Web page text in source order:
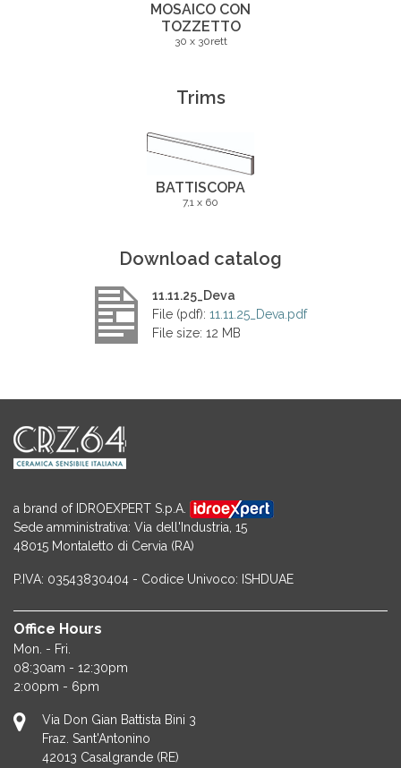
MOSAICO CON
TOZZETTO
30 x 30rett
Trims
BATTISCOPA
7,1 x 60
Download catalog
11.11.25_Deva
File (pdf): 11.11.25_Deva.pdf
File size: 12 MB
a brand of IDROEXPERT S.p.A.
Sede amministrativa: Via dell'Industria, 15
48015 Montaletto di Cervia (RA)
P.IVA: 03543830404 - Codice Univoco: ISHDUAE
Office Hours
Mon. - Fri.
08:30am - 12:30pm
2:00pm - 6pm
Via Don Gian Battista Bini 3
Fraz. Sant'Antonino
42013 Casalgrande (RE)